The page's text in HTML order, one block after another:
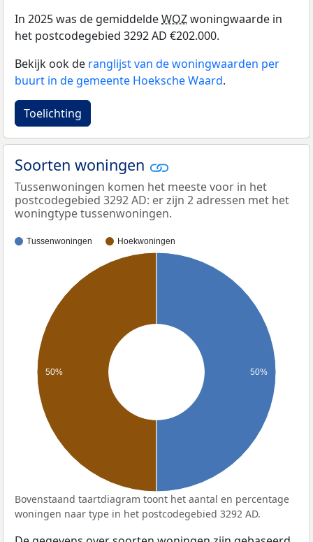
In 2025 was de gemiddeldeWOZwoningwaarde in
het postcodegebied 3292 AD €202.000.
Bekijk ook de ranglijst van de woningwaarden per
buurt in de gemeente Hoeksche Waard.
Toelichting
Soorten woningen
Tussenwoningen komen het meeste voor in het
postcodegebied 3292 AD: er zijn 2 adressen met het
woningtype tussenwoningen.
Tussenwoningen Hoekwoningen
50% 50%
Bovenstaand taartdiagram toont het aantal en percentage
woningen naar type in het postcodegebied 3292 AD.